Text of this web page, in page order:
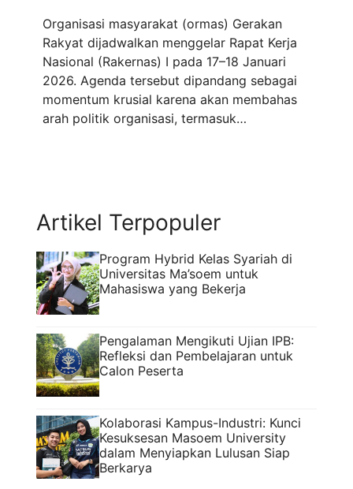
Organisasi masyarakat (ormas) Gerakan
Rakyat dijadwalkan menggelar Rapat Kerja
Nasional (Rakernas) I pada 17–18 Januari
2026. Agenda tersebut dipandang sebagai
momentum krusial karena akan membahas
arah politik organisasi, termasuk
keputusan strategis bagi masa depan
organisasi. Hal ...Read more
Artikel Terpopuler
Program Hybrid Kelas Syariah di
Universitas Ma’soem untuk
Mahasiswa yang Bekerja
Pengalaman Mengikuti Ujian IPB:
Refleksi dan Pembelajaran untuk
Calon Peserta
Kolaborasi Kampus-Industri: Kunci
Kesuksesan Masoem University
dalam Menyiapkan Lulusan Siap
Berkarya